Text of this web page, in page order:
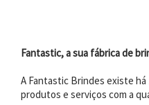
Fantastic, a sua fábrica de
A Fantastic Brindes existe há
produtos e serviços com a